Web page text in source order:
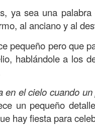
ya sea una
al anciano y al
pequeño pero que
hablándole a los
en el cielo cuando
un pequeño
hay fiesta para
hacia quienes
hogares a la
nos has
vida sea el amor,
a amar sin
lo malo,